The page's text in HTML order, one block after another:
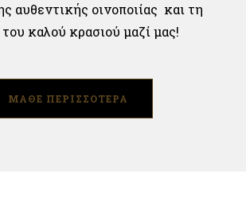
αυθεντικής οινοποιίας και τη
καλού κρασιού μαζί μας!
ΜΑΘΕ ΠΕΡΙΣΣΟΤΕΡΑ